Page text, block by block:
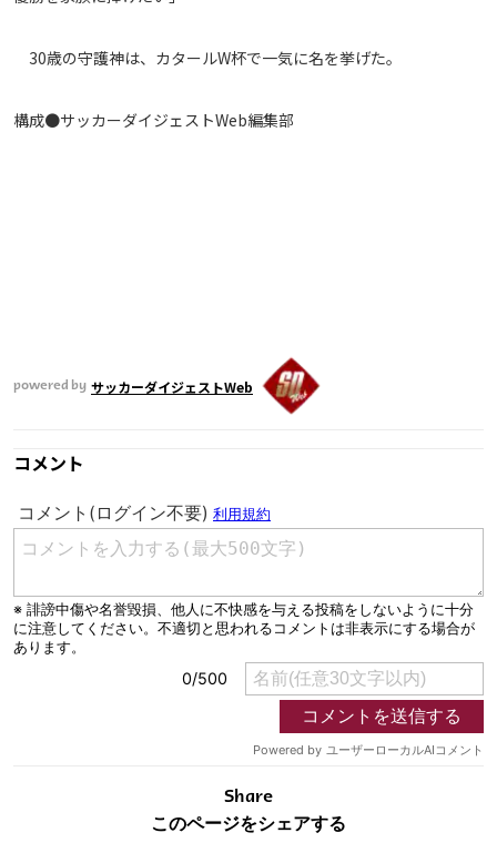
30歳の守護神は、カタールW杯で一気に名を挙げた。
構成●サッカーダイジェストWeb編集部
powered by サッカーダイジェストWeb
コメント
Share